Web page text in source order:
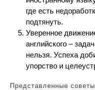
где есть
подтянуть.
Уверенное
английского –
нельзя. Успеха
упорство и
Представленные